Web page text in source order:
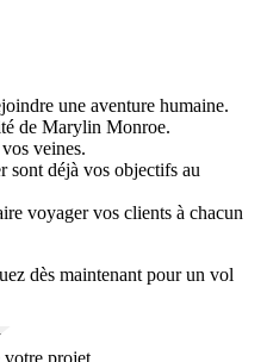
une aventure humaine.
de Marylin Monroe.
veines.
sont déjà vos objectifs au
voyager vos clients à chacun
dès maintenant pour un vol
votre projet